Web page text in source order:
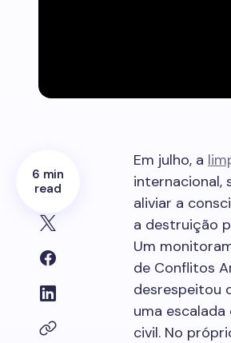
6 min
read
Em julho, a
internacional,
aliviar a
a destruição
Um
de Conflitos
desrespeitou
uma
civil. No